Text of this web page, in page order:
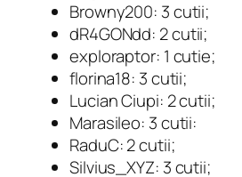
Browny200: 3 cutii;
dR4GONdd: 2 cutii;
exploraptor: 1 cutie;
florina18: 3 cutii;
Lucian Ciupi: 2 cutii;
Marasileo: 3 cutii:
RaduC: 2 cutii;
Silvius_XYZ: 3 cutii;